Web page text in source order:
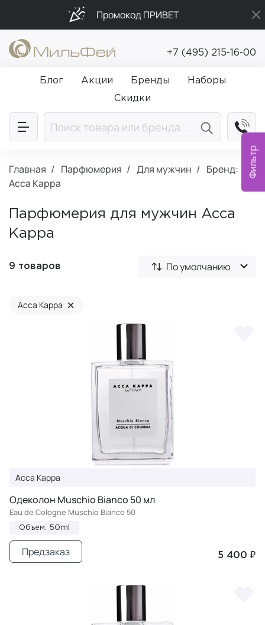
Фильтр
Промокод ПРИВЕТ
Подарки в каждый заказ от 5 000₽
Бесплатная доставка от 5 000₽
+7 (495) 215-16-00
Блог Акции Бренды
Наборы
Скидки
Главная Парфюмерия Для мужчин
Бренд:
Acca Kappa
Парфюмерия для мужчин Acca
Kappa
9 товаров По умолчанию
Acca Kappa ×
Acca Kappa
Одеколон Muschio Bianco 50 мл
Eau de Cologne Muschio Bianco 50
Объем: 50ml
5 400 ₽
Предзаказ